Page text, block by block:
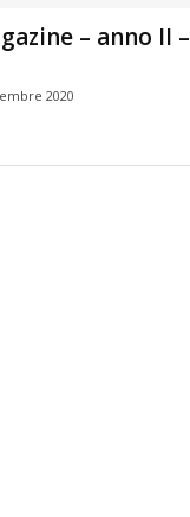
– anno II –
2020